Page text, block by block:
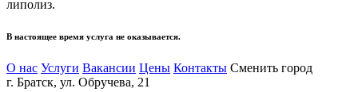
липолиз.
В настоящее время услуга не оказывается.
О нас Услуги Вакансии Цены Контакты Сменить город
г. Братск, ул. Обручева, 21